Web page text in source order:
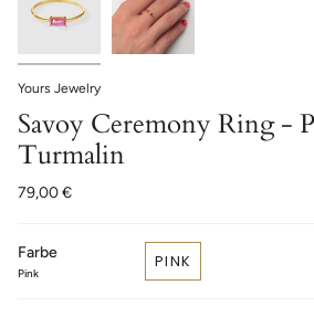
Yours Jewelry
Savoy Ceremony Ring -
Turmalin
79,00 €
Farbe
Pink
PINK